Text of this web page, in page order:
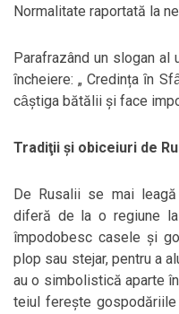
Normalitate raportată la
Parafrazând un slogan al
ȋncheiere: „ Credința ȋn
cȃștiga bătălii și face
Tradiţii şi obiceiuri de
De Rusalii se mai
diferă de la o regiune
împodobesc casele şi
plop sau stejar, pentru a
au o simbolistică aparte
teiul fereşte